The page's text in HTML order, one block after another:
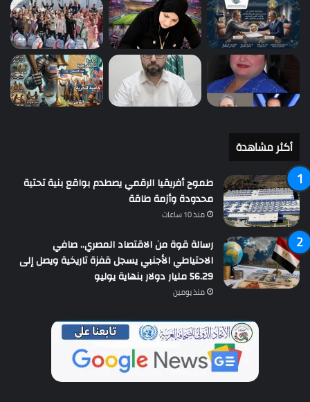
أكثر مشاهدة
طموح أفريقيا الرقمي يصطدم بواقع بنية تحتية
محدودة وأزمة طاقة
منذ 10 ساعات
رسالة قوة من الاقتصاد المصري.. صافي
الاحتياطي الأجنبي يسجل قفزة تاريخية ويصل إلى
56.29 مليار دولار بنهاية يوليو
منذ يومين